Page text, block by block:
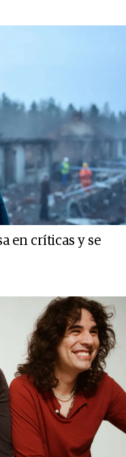
en críticas y se